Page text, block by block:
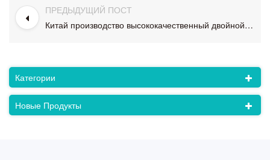
ПРЕДЫДУЩИЙ ПОСТ
Китай производство высококачественный двойной цвет 1 мм толстый лист ps для контейнера для пищевых продуктов
Категории
Новые Продукты